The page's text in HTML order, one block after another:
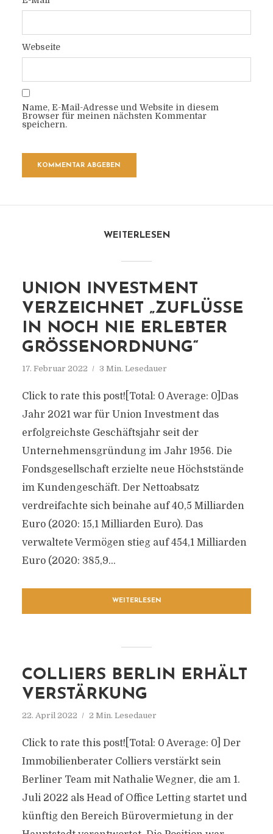
Webseite
Name, E-Mail-Adresse und Website in diesem
Browser für meinen nächsten Kommentar
speichern.
WEITERLESEN
UNION INVESTMENT
VERZEICHNET „ZUFLÜSSE
IN NOCH NIE ERLEBTER
GRÖSSENORDNUNG“
17. Februar 2022 3 Min. Lesedauer
Click to rate this post![Total: 0 Average: 0]Das
Jahr 2021 war für Union Investment das
erfolgreichste Geschäftsjahr seit der
Unternehmensgründung im Jahr 1956. Die
Fondsgesellschaft erzielte neue Höchststände
im Kundengeschäft. Der Nettoabsatz
verdreifachte sich beinahe auf 40,5 Milliarden
Euro (2020: 15,1 Milliarden Euro). Das
verwaltete Vermögen stieg auf 454,1 Milliarden
Euro (2020: 385,9...
WEITERLESEN
COLLIERS BERLIN ERHÄLT
VERSTÄRKUNG
22. April 2022 2 Min. Lesedauer
Click to rate this post![Total: 0 Average: 0] Der
Immobilienberater Colliers verstärkt sein
Berliner Team mit Nathalie Wegner, die am 1.
Juli 2022 als Head of Office Letting startet und
künftig den Bereich Bürovermietung in der